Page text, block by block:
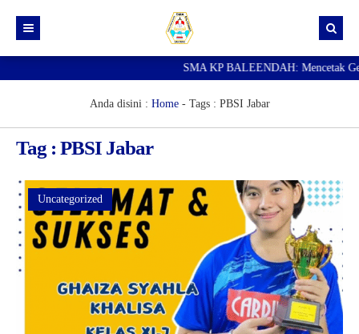
Data Guru
Portal Siswa
SPMB
SNBP
SMA KP BALEENDAH: Mencetak
Anda disini : Home- Tags : PBSI Jabar
Tag : PBSI Jabar
Uncategorized